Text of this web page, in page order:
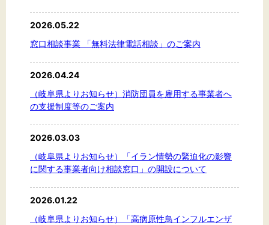
2026.05.22
窓口相談事業 「無料法律電話相談」のご案内
2026.04.24
（岐阜県よりお知らせ）消防団員を雇用する事業者へ
の支援制度等のご案内
2026.03.03
（岐阜県よりお知らせ）「イラン情勢の緊迫化の影響
に関する事業者向け相談窓口」の開設について
2026.01.22
（岐阜県よりお知らせ）「高病原性鳥インフルエンザ